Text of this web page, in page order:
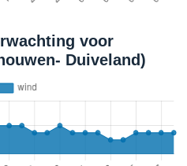
voor
Duiveland)